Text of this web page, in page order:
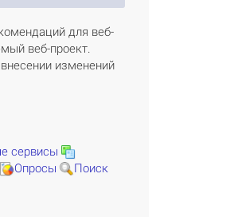
для веб-
веб-проект.
изменений
сервисы
Опросы
Поиск